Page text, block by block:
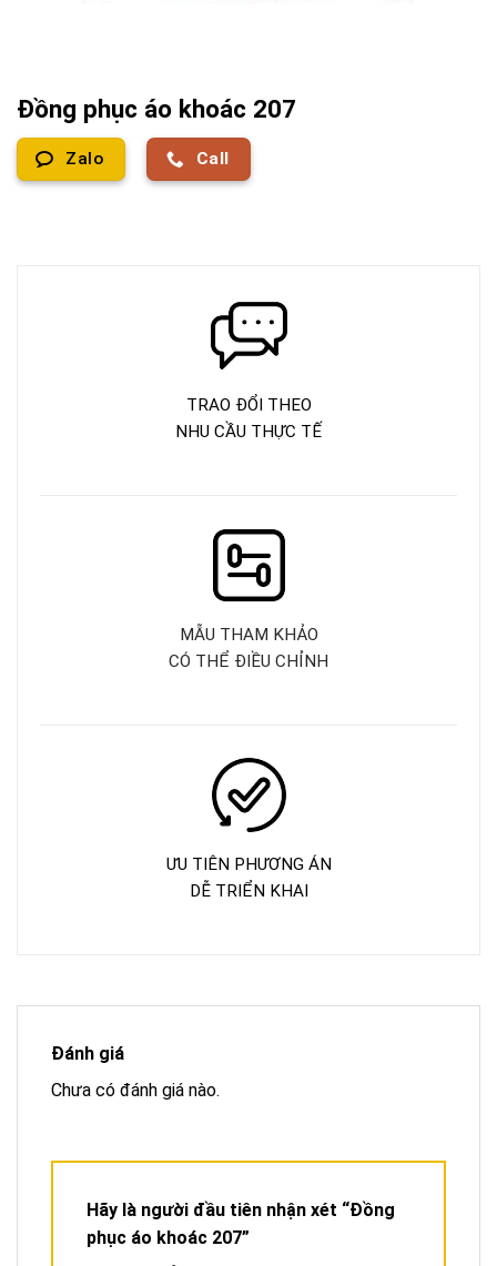
Đồng phục áo khoác 207
Zalo Call
TRAO ĐỔI THEO
NHU CẦU THỰC TẾ
MẪU THAM KHẢO
CÓ THỂ ĐIỀU CHỈNH
ƯU TIÊN PHƯƠNG ÁN
DỄ TRIỂN KHAI
Đánh giá
Chưa có đánh giá nào.
Hãy là người đầu tiên nhận xét “Đồng
phục áo khoác 207”